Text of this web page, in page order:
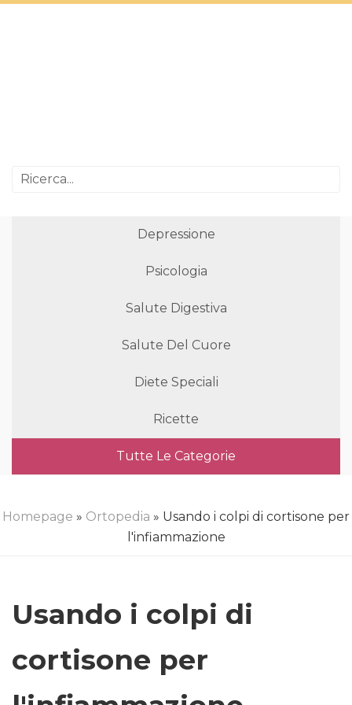
Depressione
Psicologia
Salute Digestiva
Salute Del Cuore
Diete Speciali
Ricette
Tutte Le Categorie
Homepage » Ortopedia » Usando i colpi di cortisone per
l'infiammazione
Usando i colpi di
cortisone per